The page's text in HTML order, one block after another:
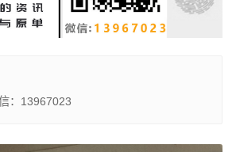
：13967023